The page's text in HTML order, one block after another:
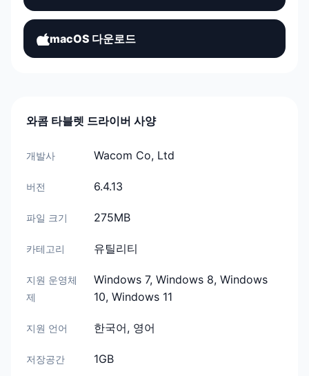
macOS 다운로드
와콤 타블렛 드라이버 사양
개발사 Wacom Co, Ltd
버전 6.4.13
파일 크기 275MB
카테고리 유틸리티
지원 운영체
제
Windows 7, Windows 8, Windows
10, Windows 11
지원 언어 한국어, 영어
저장공간 1GB